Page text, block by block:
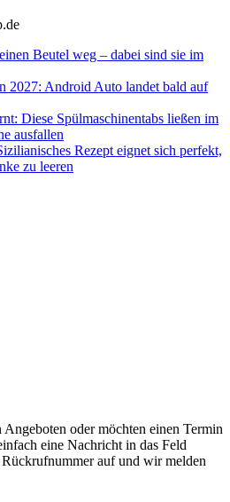
Beutel weg – dabei sind sie im
2027: Android Auto landet bald auf
Diese Spülmaschinentabs ließen im
ausfallen
Rezept eignet sich perfekt,
zu leeren
Angeboten oder möchten einen Termin
eine Nachricht in das Feld
auf und wir melden